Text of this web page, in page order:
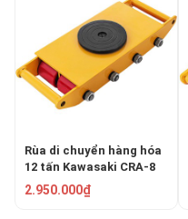
Rùa di chuyển hàng hóa
12 tấn Kawasaki CRA-8
2.950.000₫